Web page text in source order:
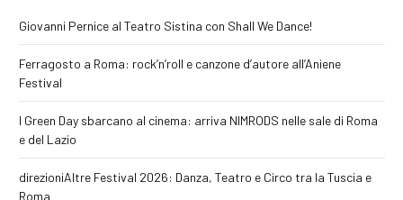
Giovanni Pernice al Teatro Sistina con Shall We Dance!
Ferragosto a Roma: rock’n’roll e canzone d’autore all’Aniene
Festival
I Green Day sbarcano al cinema: arriva NIMRODS nelle sale di Roma
e del Lazio
direzioniAltre Festival 2026: Danza, Teatro e Circo tra la Tuscia e
Roma